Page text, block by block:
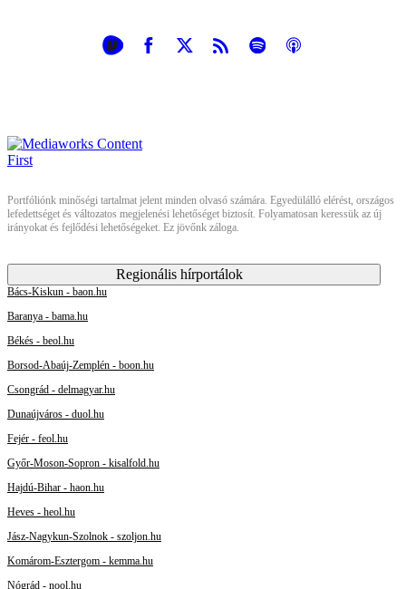
Portfóliónk minőségi tartalmat jelent minden olvasó számára. Egyedülálló elérést, országos
lefedettséget és változatos megjelenési lehetőséget biztosít. Folyamatosan keressük az új
irányokat és fejlődési lehetőségeket. Ez jövőnk záloga.
Regionális hírportálok
Bács-Kiskun - baon.hu
Baranya - bama.hu
Békés - beol.hu
Borsod-Abaúj-Zemplén - boon.hu
Csongrád - delmagyar.hu
Dunaújváros - duol.hu
Fejér - feol.hu
Győr-Moson-Sopron - kisalfold.hu
Hajdú-Bihar - haon.hu
Heves - heol.hu
Jász-Nagykun-Szolnok - szoljon.hu
Komárom-Esztergom - kemma.hu
Nógrád - nool.hu